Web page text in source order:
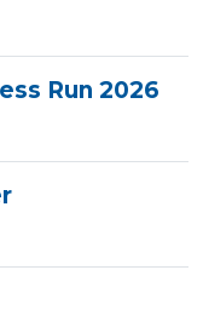
Run 2026